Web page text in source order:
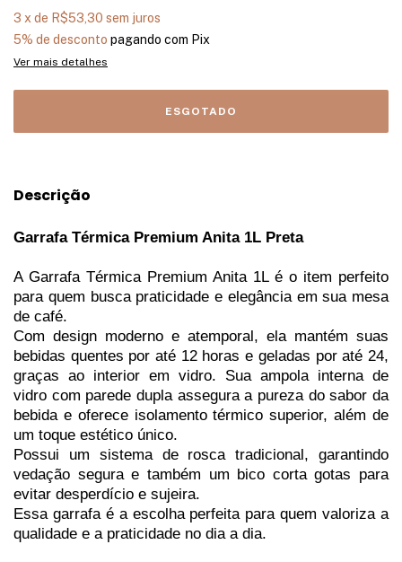
3 x de R$53,30 sem juros
5% de desconto pagando com Pix
Ver mais detalhes
Descrição
Garrafa Térmica Premium Anita 1L Preta
A Garrafa Térmica Premium Anita 1L é o item perfeito
para quem busca praticidade e elegância em sua mesa
de café.
Com design moderno e atemporal, ela mantém suas
bebidas quentes por até 12 horas e geladas por até 24,
graças ao interior em vidro. Sua ampola interna de
vidro com parede dupla assegura a pureza do sabor da
bebida e oferece isolamento térmico superior, além de
um toque estético único.
Possui um sistema de rosca tradicional, garantindo
vedação segura e também um bico corta gotas para
evitar desperdício e sujeira.
Essa garrafa é a escolha perfeita para quem valoriza a
qualidade e a praticidade no dia a dia.